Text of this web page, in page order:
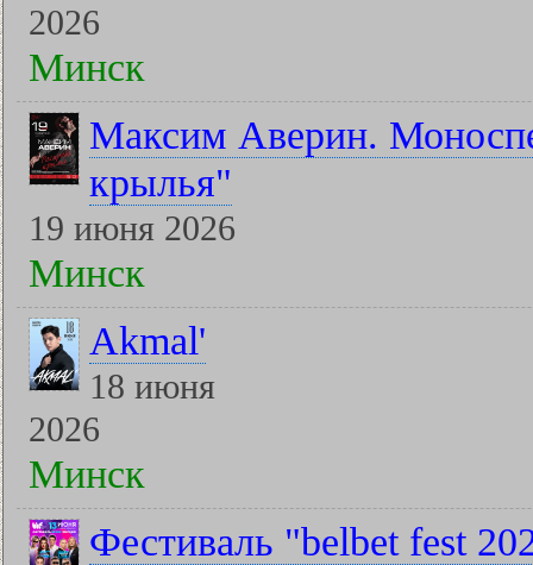
2026
Минск
Максим Аверин.
крылья"
19 июня 2026
Минск
Akmal'
18 июня
2026
Минск
Фестиваль "belbet fest